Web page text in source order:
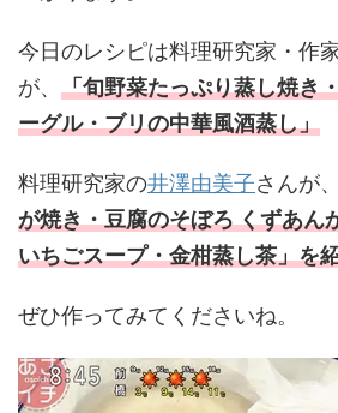
今日のレシピは料理研究家・作
が、 「旬野菜たっぷり蒸し焼き
ーグル・ブリの中華風酒蒸し」
料理研究家の井澤由美子さんが、
が焼き・豆腐のそぼろ くずあん
いちごスープ・金柑蒸し茶」を
ぜひ作ってみてくださいね。